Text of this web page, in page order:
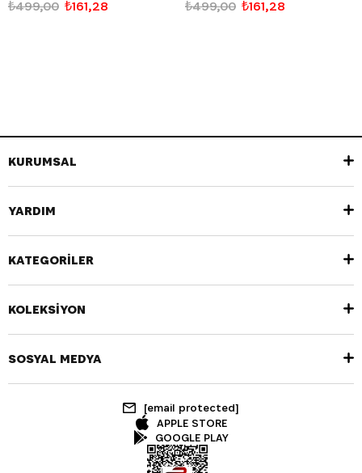
₺161,28
₺499,00
₺161,28
₺499,00
KURUMSAL
YARDIM
KATEGORİLER
KOLEKSİYON
SOSYAL MEDYA
[email protected]
APPLE STORE
GOOGLE PLAY